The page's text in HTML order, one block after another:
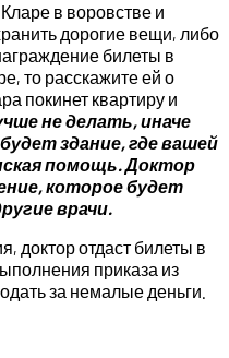
в воровстве и
дорогие вещи, либо
билеты в
то расскажите ей о
покинет квартиру и
не делать, иначе
здание, где вашей
помощь. Доктор
которое будет
врачи.
доктор отдаст билеты в
приказа из
за немалые деньги.